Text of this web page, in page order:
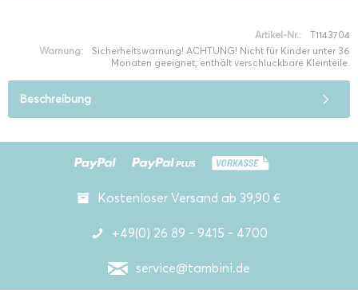
Artikel-Nr.:
T1143704
Warnung:
Sicherheitswarnung! ACHTUNG! Nicht für Kinder unter 36
Monaten geeignet, enthält verschluckbare Kleinteile.
Beschreibung
Kostenloser Versand ab 39,90 €
+49(0) 26 89 - 9415 - 4700
service@tambini.de